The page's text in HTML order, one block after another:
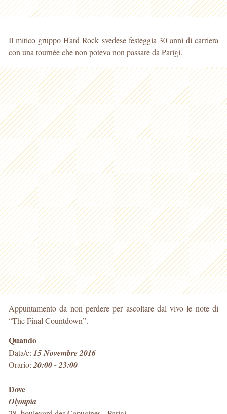
Il mitico gruppo Hard Rock svedese festeggia 30 anni di carriera
con una tournée che non poteva non passare da Parigi.
Appuntamento da non perdere per ascoltare dal vivo le note di
“The Final Countdown”.
Quando
Data/e: 15 Novembre 2016
Orario: 20:00 - 23:00
Dove
Olympia